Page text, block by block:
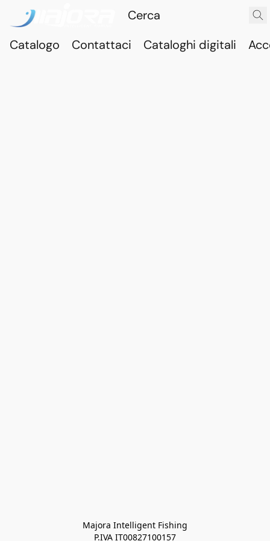
Catalogo Contattaci Cataloghi digitali
Majora Intelligent Fishing
P.IVA IT00827100157